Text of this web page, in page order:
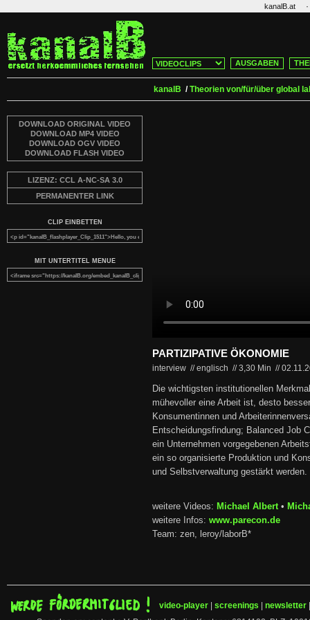
kanalB.at ·
AUSGABEN
kanalB /Theorien von/für/über global
DOWNLOAD ORIGINAL VIDEO
DOWNLOAD MP4 VIDEO
DOWNLOAD OGV VIDEO
DOWNLOAD FLASH VIDEO
LIZENZ: CCL A-NC-SA 3.0
PERMANENTER LINK
CLIP EINBETTEN
MIT UNTERTITEL MENUE
PARTIZIPATIVE ÖKONOMIE
interview // englisch //3,30 Min //
Die wichtigsten institutionellen
mühevoller eine Arbeit ist, desto
Konsumentinnen und
Entscheidungsfindung; Balanced Job
ein Unternehmen vorgegebenen
ein so organisierte Produktion und
und Selbstverwaltung gestärkt werden.
weitere Videos: Michael Albert•
weitere Infos: www.parecon.de
Team: zen, leroy/laborB*
video-player screenings newsletter